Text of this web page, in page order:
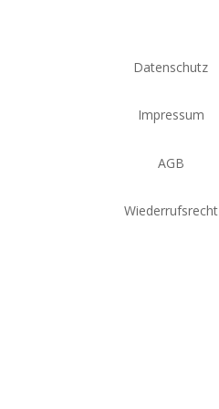
Datenschutz
Impressum
AGB
Wiederrufsrecht